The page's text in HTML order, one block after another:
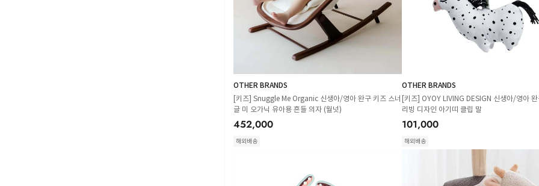
OTHER BRANDS
[키즈] Snuggle Me Organic 신생아/영아 완구 키즈 스너
글 미 오가닉 유아용 흔들 의자 (월넛)
452,000
해외배송
OTHER BRANDS
[키즈] OYOY LIVING DESIGN 신생아/영아 완
리빙 디자인 아기띠 클립 말
101,000
해외배송